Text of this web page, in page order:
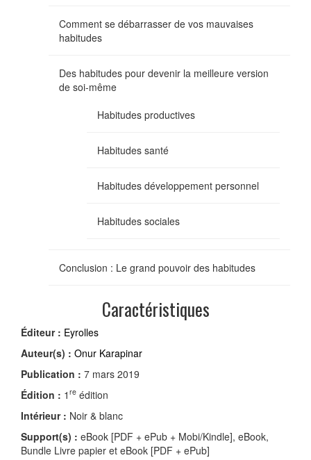
Comment se débarrasser de vos mauvaises
habitudes
Des habitudes pour devenir la meilleure version
de soi-même
Habitudes productives
Habitudes santé
Habitudes développement personnel
Habitudes sociales
Conclusion : Le grand pouvoir des habitudes
Caractéristiques
Éditeur : Eyrolles
Auteur(s) : Onur Karapinar
Publication : 7 mars 2019
Édition : 1 re édition
Intérieur : Noir & blanc
Support(s) : eBook [PDF + ePub + Mobi/Kindle], eBook,
Bundle Livre papier et eBook [PDF + ePub]